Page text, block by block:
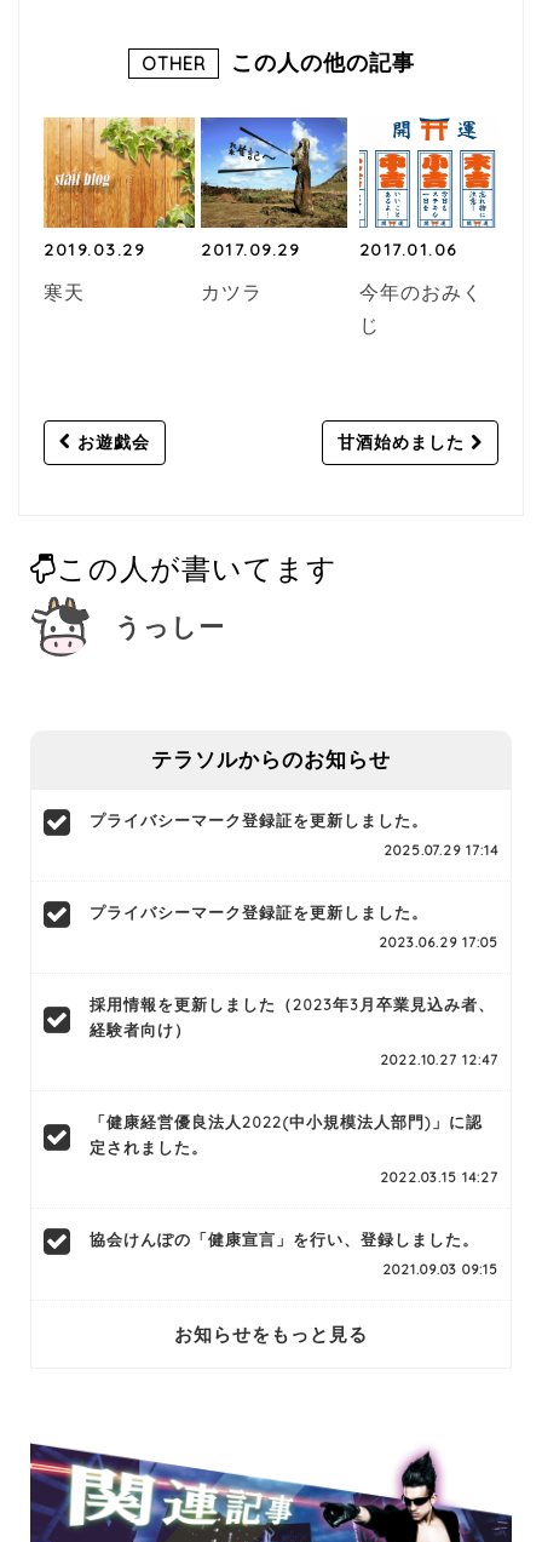
OTHER この人の他の記事
2019.03.29
寒天
2017.09.29
カツラ
2017.01.06
今年のおみく
じ
Post
navigation
お遊戯会 甘酒始めました
この人が書いてます
うっしー
テラソルからのお知らせ
プライバシーマーク登録証を更新しました。
2025.07.29 17:14
プライバシーマーク登録証を更新しました。
2023.06.29 17:05
採用情報を更新しました（2023年3月卒業見込み者、
経験者向け）
2022.10.27 12:47
「健康経営優良法人2022(中小規模法人部門)」に認
定されました。
2022.03.15 14:27
協会けんぽの「健康宣言」を行い、登録しました。
2021.09.03 09:15
お知らせをもっと見る